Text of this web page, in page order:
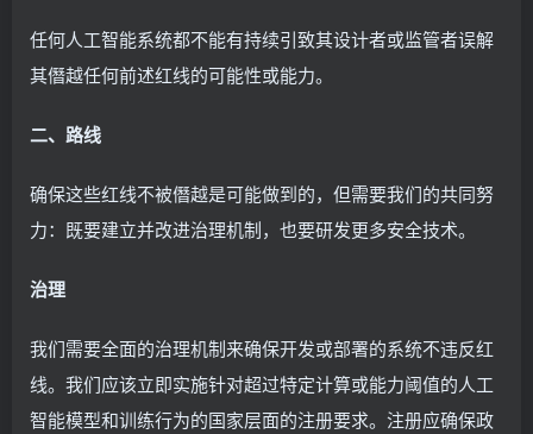
任何人工智能系统都不能有持续引致其设计者或监管者误解
其僭越任何前述红线的可能性或能力。
二、路线
确保这些红线不被僭越是可能做到的，但需要我们的共同努
力：既要建立并改进治理机制，也要研发更多安全技术。
治理
我们需要全面的治理机制来确保开发或部署的系统不违反红
线。我们应该立即实施针对超过特定计算或能力阈值的人工
智能模型和训练行为的国家层面的注册要求。注册应确保政